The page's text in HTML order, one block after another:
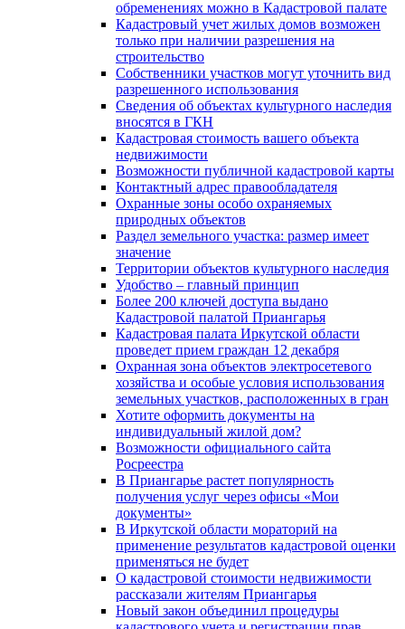
обременениях можно в Кадастровой палате
Кадастровый учет жилых домов возможен
только при наличии разрешения на
строительство
Собственники участков могут уточнить вид
разрешенного использования
Сведения об объектах культурного наследия
вносятся в ГКН
Кадастровая стоимость вашего объекта
недвижимости
Возможности публичной кадастровой карты
Контактный адрес правообладателя
Охранные зоны особо охраняемых
природных объектов
Раздел земельного участка: размер имеет
значение
Территории объектов культурного наследия
Удобство – главный принцип
Более 200 ключей доступа выдано
Кадастровой палатой Приангарья
Кадастровая палата Иркутской области
проведет прием граждан 12 декабря
Охранная зона объектов электросетевого
хозяйства и особые условия использования
земельных участков, расположенных в гран
Хотите оформить документы на
индивидуальный жилой дом?
Возможности официального сайта
Росреестра
В Приангарье растет популярность
получения услуг через офисы «Мои
документы»
В Иркутской области мораторий на
применение результатов кадастровой оценки
применяться не будет
О кадастровой стоимости недвижимости
рассказали жителям Приангарья
Новый закон объединил процедуры